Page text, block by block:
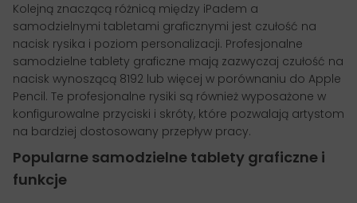
Kolejną znaczącą różnicą między iPadem a
samodzielnymi tabletami graficznymi jest czułość na
nacisk rysika i poziom personalizacji. Profesjonalne
samodzielne tablety graficzne mają zazwyczaj czułość na
nacisk wynoszącą 8192 lub więcej w porównaniu do Apple
Pencil. Te profesjonalne rysiki są również wyposażone w
konfigurowalne przyciski i skróty, które pozwalają artystom
na bardziej dostosowany przepływ pracy.
Popularne samodzielne tablety graficzne i
funkcje